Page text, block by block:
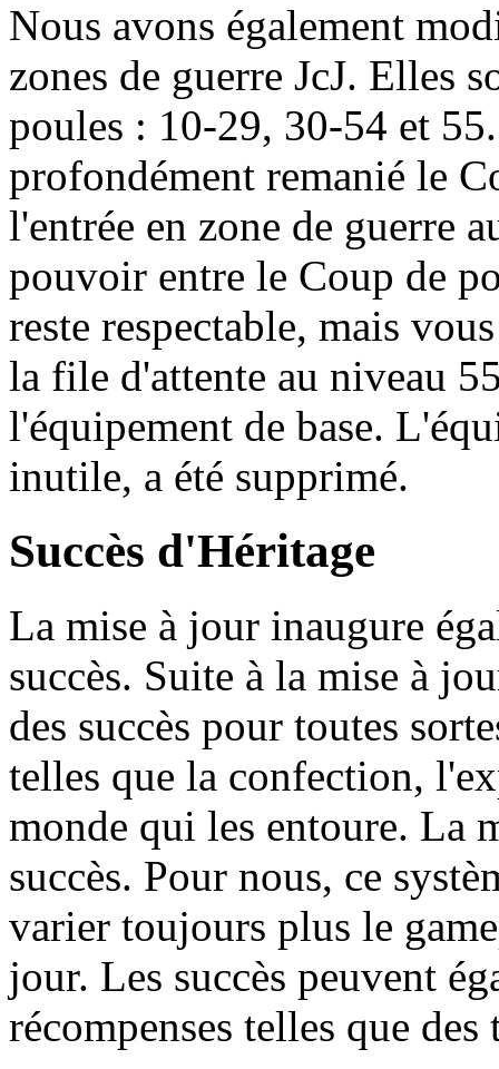
Nous avons également
zones de guerre JcJ. Elles
poules : 10-29, 30-54 et
profondément remanié le
l'entrée en zone de guerre
pouvoir entre le Coup de
reste respectable, mais
la file d'attente au niveau
l'équipement de base.
inutile, a été supprimé.
Succès d'Héritage
La mise à jour inaugure
succès. Suite à la mise à
des succès pour toutes
telles que la confection,
monde qui les entoure. La
succès. Pour nous, ce
varier toujours plus le
jour. Les succès peuvent
récompenses telles que